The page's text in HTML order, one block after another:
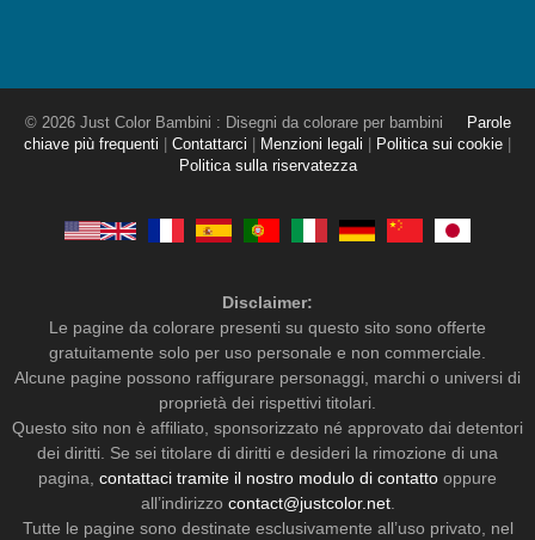
© 2026 Just Color Bambini : Disegni da colorare per bambini
Parole
chiave più frequenti
Contattarci Menzioni legali Politica sui cookie
Politica sulla riservatezza
Disclaimer:
Le pagine da colorare presenti su questo sito sono offerte
gratuitamente solo per uso personale e non commerciale.
Alcune pagine possono raffigurare personaggi, marchi o universi di
proprietà dei rispettivi titolari.
Questo sito non è affiliato, sponsorizzato né approvato dai detentori
dei diritti. Se sei titolare di diritti e desideri la rimozione di una
pagina, contattaci tramite il nostro modulo di contatto oppure
all’indirizzo contact@justcolor.net.
Tutte le pagine sono destinate esclusivamente all’uso privato, nel